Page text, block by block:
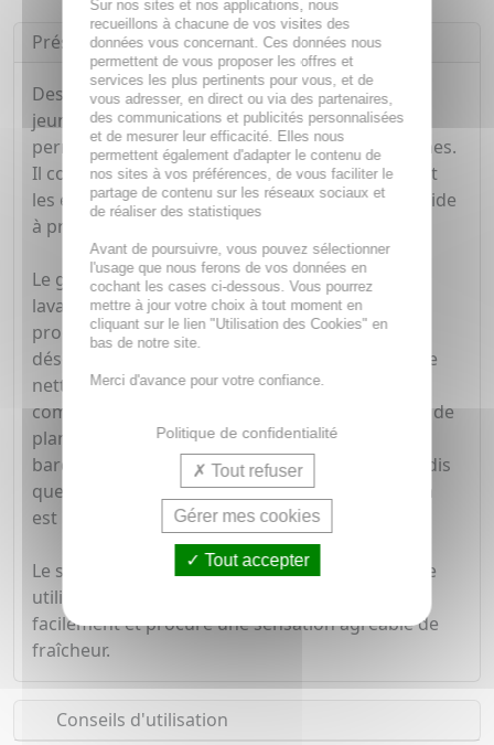
Présentation
Destiné aussi bien aux femmes adultes qu'aux
jeunes filles, le soin lavant intime actif Zelesse
permet de nettoyer en douceur les parties intimes.
Il contribue également à apaiser les irritations et
les éventuelles sensations d'inconfort. Enfin, il aide
à préserver l'équilibre de la flore intime.
Le gel lavant intime Zelesse dispose d'une base
lavante douce et d'un pH légèrement alcalin,
proche de celui de la peau. Ainsi, il limite les
déséquilibres du microbiote intime induits par le
nettoyage. Par ailleurs, on retrouve dans la
composition de ce gel lavant intime des extraits de
plantes : bardane, camomille et aloe vera. La
bardane apporte ses propriétés purifiantes tandis
que la camomille est apaisante. Enfin, l'aloe vera
est réputé pour son fort pouvoir hydratant.
Le soin lavant intime Zelesse peut tout à fait être
utilisé au quotidien. Sa mousse fine se rince
facilement et procure une sensation agréable de
fraîcheur.
Conseils d'utilisation
Sur nos sites et nos applications, nous
recueillons à chacune de vos visites des
données vous concernant. Ces données nous
permettent de vous proposer les offres et
services les plus pertinents pour vous, et de
vous adresser, en direct ou via des partenaires,
des communications et publicités personnalisées
et de mesurer leur efficacité. Elles nous
permettent également d'adapter le contenu de
nos sites à vos préférences, de vous faciliter le
partage de contenu sur les réseaux sociaux et
de réaliser des statistiques
Avant de poursuivre, vous pouvez sélectionner
l'usage que nous ferons de vos données en
cochant les cases ci-dessous. Vous pourrez
mettre à jour votre choix à tout moment en
cliquant sur le lien "Utilisation des Cookies" en
bas de notre site.
Merci d'avance pour votre confiance.
Politique de confidentialité
Tout refuser
Gérer mes cookies
Tout accepter